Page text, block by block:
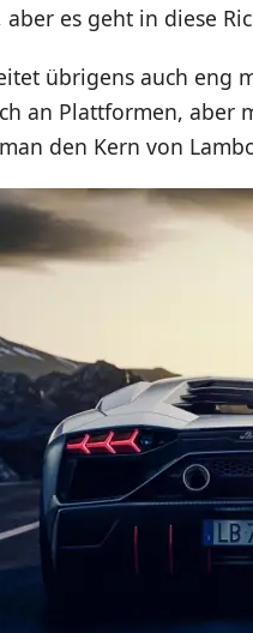
es geht in diese
übrigens auch eng
an Plattformen, aber
den Kern von